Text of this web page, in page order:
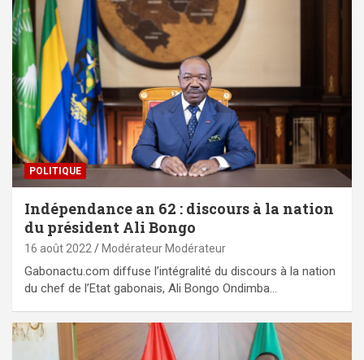
POLITIQUE
Indépendance an 62 : discours à la nation
du président Ali Bongo
16 août 2022 Modérateur Modérateur
Gabonactu.com diffuse l’intégralité du discours à la nation
du chef de l’Etat gabonais, Ali Bongo Ondimba…